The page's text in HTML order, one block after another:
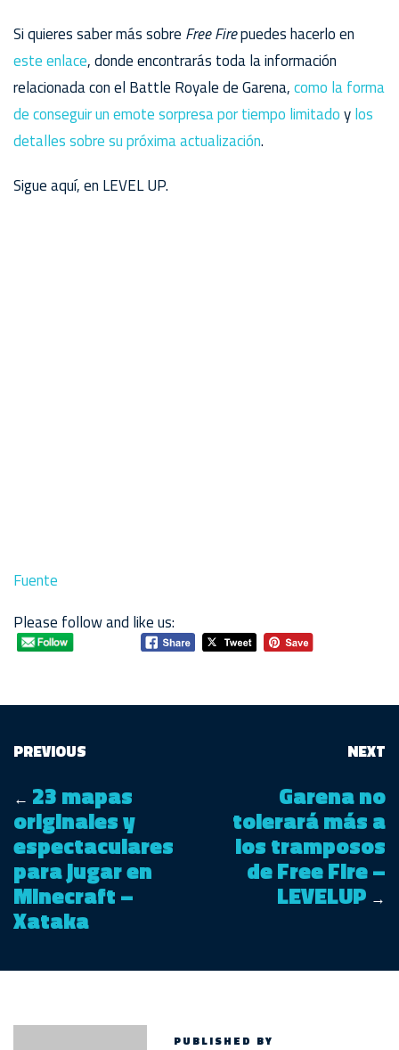
Si quieres saber más sobre Free Firepuedes hacerlo en
este enlace, donde encontrarás toda la información
relacionada con el Battle Royale de Garena,como la forma
de conseguir un emote sorpresa por tiempo limitadoylos
detalles sobre su próxima actualización.
Sigue aquí, en LEVEL UP.
Fuente
Please follow and like us:
PREVIOUS
← 23 mapas
originales y
espectaculares
para jugar en
Minecraft –
Xataka
NEXT
Garena no
tolerará más a
los tramposos
de Free Fire –
LEVELUP →
PUBLISHED BY